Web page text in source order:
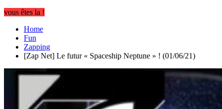
vous êtes la !
Home
Fun
Zapping
[Zap Net] Le futur « Spaceship Neptune » ! (01/06/21)